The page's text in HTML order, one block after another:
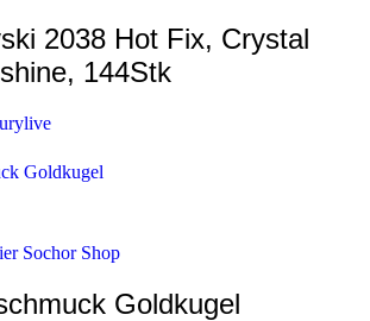
2038 Hot Fix, Crystal
144Stk
Sochor Shop
Goldkugel